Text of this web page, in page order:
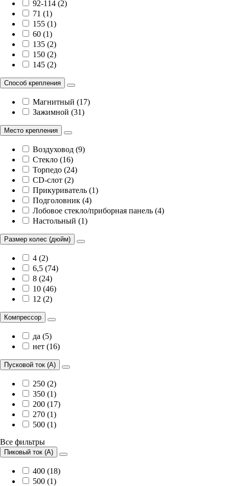
92-114 (2)
71 (1)
155 (1)
60 (1)
135 (2)
150 (2)
145 (2)
Способ крепления
Магнитный (17)
Зажимной (31)
Место крепления
Воздуховод (9)
Стекло (16)
Торпедо (24)
CD-слот (2)
Прикуриватель (1)
Подголовник (4)
Лобовое стекло/приборная панель (4)
Настольный (1)
Размер колес (дюйм)
4 (2)
6,5 (74)
8 (24)
10 (46)
12 (2)
Компрессор
да (5)
нет (16)
Пусковой ток (А)
250 (2)
350 (1)
200 (17)
270 (1)
500 (1)
Все фильтры
Пиковый ток (А)
400 (18)
500 (1)